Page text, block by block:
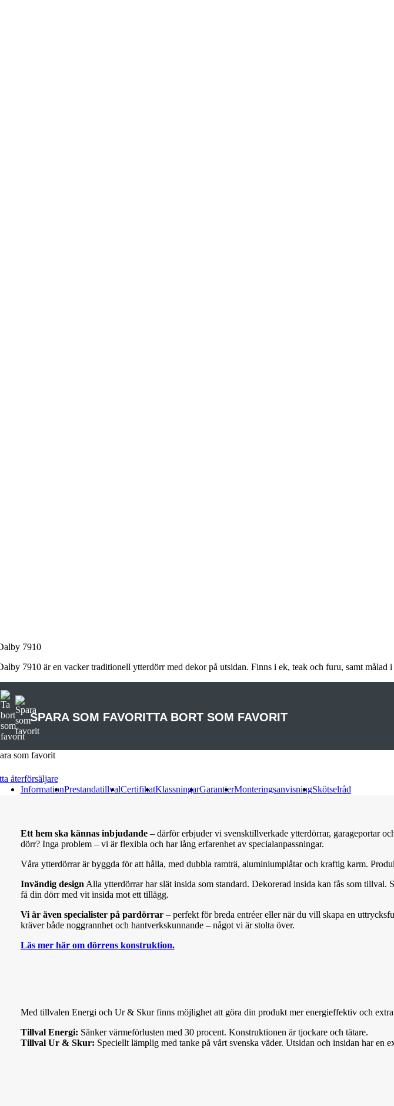
7910
7910 är en vacker traditionell ytterdörr med dekor på utsidan. Finns i ek, teak och furu, samt målad
SPARA SOM FAVORITTA BORT SOM FAVORIT
som favorit
återförsäljare
InformationPrestandatillvalCertifikatKlassningarGarantierMonteringsanvisningSkötselråd
Ett hem ska kännas inbjudande– därför erbjuder vi svensktillverkade ytterdörrar, garageportar
dörr? Inga problem – vi är flexibla och har lång erfarenhet av specialanpassningar.
Våra ytterdörrar är byggda för att hålla, med dubbla ramträ, aluminiumplåtar och kraftig karm.
Invändig design Alla ytterdörrar har slät insida som standard. Dekorerad insida kan fås som tillval.
få din dörr med vit insida mot ett tillägg.
Vi är även specialister på pardörrar– perfekt för breda entréer eller när du vill skapa en
kräver både noggrannhet och hantverkskunnande – något vi är stolta över.
Läs mer här om dörrens konstruktion.
Med tillvalen Energi och Ur & Skur finns möjlighet att göra din produkt merenergieffektiv och
Tillval Energi: Sänker värmeförlusten med 30 procent. Konstruktionen är tjockare och tätare.
Tillval Ur & Skur: Speciellt lämplig med tanke på vårt svenska väder. Utsidan och insidan har en